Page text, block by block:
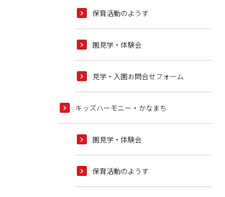
保育活動のようす
園見学・体験会
見学・入園お問合せフォーム
キッズハーモニー・かなまち
園見学・体験会
保育活動のようす